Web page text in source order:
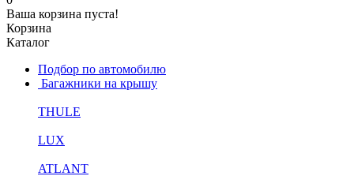
Ваша корзина пуста!
Корзина
Каталог
Подбор по автомобилю
Багажники на крышу
THULE
LUX
ATLANT